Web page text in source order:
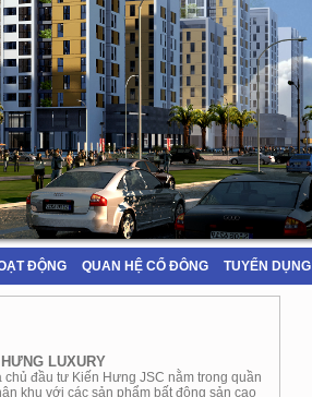
ĐỘNG QUAN HỆ CỔ ĐÔNG TUYỂN DỤNG
LUXURY
đầu tư Kiến Hưng JSC nằm trong quần
khu với các sản phẩm bất động sản cao